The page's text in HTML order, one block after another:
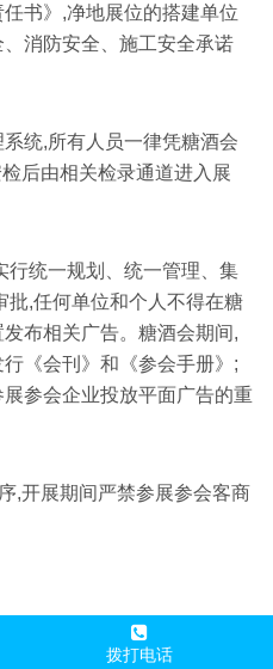
书》,净地展位的搭建单位
消防安全、施工安全承诺
统,所有人员一律凭糖酒会
后由相关检录通道进入展
行统一规划、统一管理、集
批,任何单位和个人不得在糖
布相关广告。糖酒会期间,
《会刊》和《参会手册》;
展参会企业投放平面广告的重
,开展期间严禁参展参会客商
看样订货会,参展产品不零
拨打电话